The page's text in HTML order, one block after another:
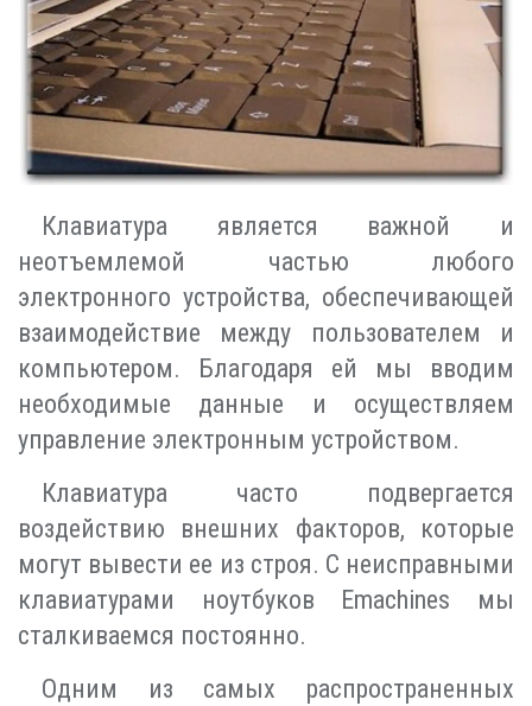
Клавиатура является важной и
неотъемлемой частью любого
электронного устройства, обеспечивающей
взаимодействие между пользователем и
компьютером. Благодаря ей мы вводим
необходимые данные и осуществляем
управление электронным устройством.
Клавиатура часто подвергается
воздействию внешних факторов, которые
могут вывести ее из строя. С неисправными
клавиатурами ноутбуков Emachines мы
сталкиваемся постоянно.
Одним из самых распространенных